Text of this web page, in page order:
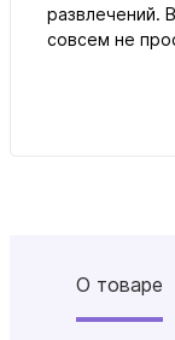
развлечений.
совсем не
О товаре